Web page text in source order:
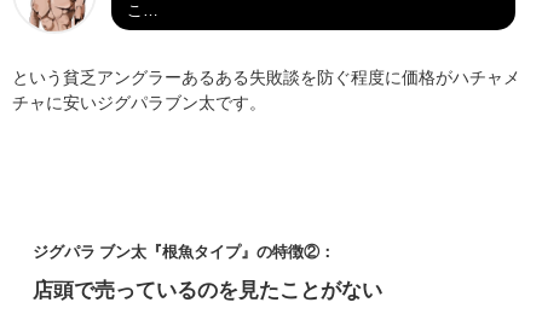
こ…
という貧乏アングラーあるある失敗談を防ぐ程度に価格がハチャメ
チャに安いジグパラブン太です。
ジグパラ ブン太『根魚タイプ』の特徴②：
店頭で売っているのを見たことがない